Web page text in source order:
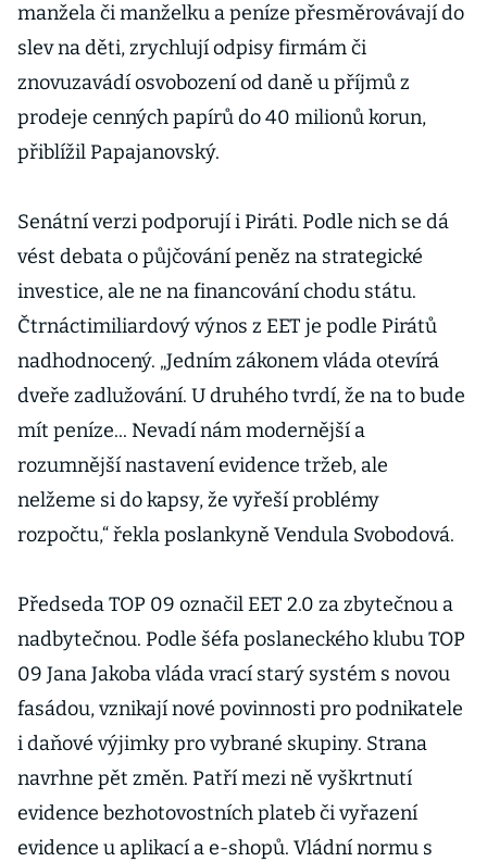
manžela či manželku a peníze přesměrovávají do
slev na děti, zrychlují odpisy firmám či
znovuzavádí osvobození od daně u příjmů z
prodeje cenných papírů do 40 milionů korun,
přiblížil Papajanovský.
Senátní verzi podporují i Piráti. Podle nich se dá
vést debata o půjčování peněz na strategické
investice, ale ne na financování chodu státu.
Čtrnáctimiliardový výnos z EET je podle Pirátů
nadhodnocený. „Jedním zákonem vláda otevírá
dveře zadlužování. U druhého tvrdí, že na to bude
mít peníze... Nevadí nám modernější a
rozumnější nastavení evidence tržeb, ale
nelžeme si do kapsy, že vyřeší problémy
rozpočtu,“ řekla poslankyně Vendula Svobodová.
Předseda TOP 09 označil EET 2.0 za zbytečnou a
nadbytečnou. Podle šéfa poslaneckého klubu TOP
09 Jana Jakoba vláda vrací starý systém s novou
fasádou, vznikají nové povinnosti pro podnikatele
i daňové výjimky pro vybrané skupiny. Strana
navrhne pět změn. Patří mezi ně vyškrtnutí
evidence bezhotovostních plateb či vyřazení
evidence u aplikací a e-shopů. Vládní normu s